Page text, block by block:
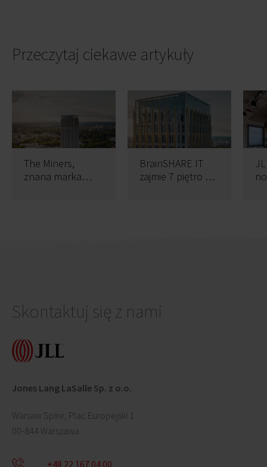
Przeczytaj ciekawe artykuły
The Miners,
znana marka
BrainSHARE IT
zajmie 7 piętro w
Skontaktuj się z nami
Jones Lang LaSalle Sp. z o.o.
Warsaw Spire, Plac Europejski 1
00-844 Warszawa
+48 22 167 04 00